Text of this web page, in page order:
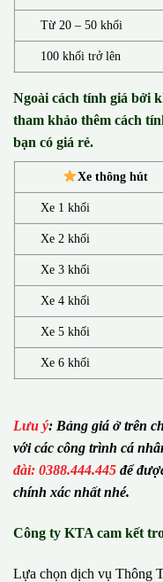
Từ 20 – 50 khối
100 khối trở lên
Ngoài cách tính giá bởi
tham khảo thêm cách
bạn có giá rẻ.
Xe thông hút
Xe 1 khối
Xe 2 khối
Xe 3 khối
Xe 4 khối
Xe 5 khối
Xe 6 khối
Lưu ý: Bảng giá ở trên
với các công trình cá
đài: 0388.444.445 để
chính xác nhất nhé.
Công ty KTA cam kết
Lựa chọn dịch vụ Thông